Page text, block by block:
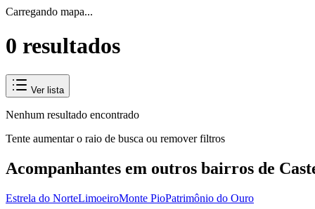
Carregando mapa...
0 resultados
Ver lista
Nenhum resultado encontrado
Tente aumentar o raio de busca ou remover filtros
Acompanhantes em outros bairros de
Estrela do NorteLimoeiroMonte PioPatrimônio do Ouro